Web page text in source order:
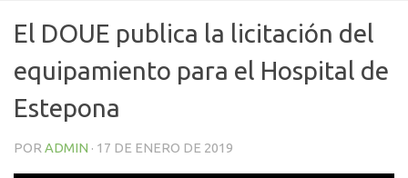
El DOUE publica la licitación del
equipamiento para el Hospital de
Estepona
POR ADMIN · 17 DE ENERO DE 2019